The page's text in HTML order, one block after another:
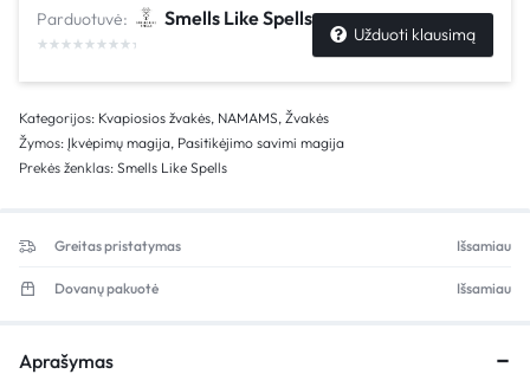
Parduotuvė: Smells Like Spells
Užduoti klausimą
Kategorijos: Kvapiosios žvakės, NAMAMS, Žvakės
Žymos: Įkvėpimų magija, Pasitikėjimo savimi magija
Prekės ženklas: Smells Like Spells
Greitas pristatymas Išsamiau
Dovanų pakuotė Išsamiau
Aprašymas